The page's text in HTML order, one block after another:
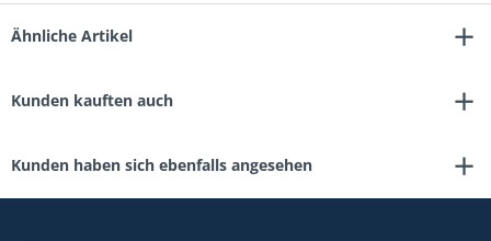
Ähnliche Artikel
Kunden kauften auch
Kunden haben sich ebenfalls angesehen